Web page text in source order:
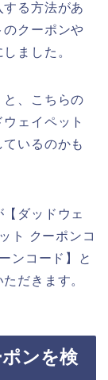
る方法があ
のクーポンや
ました。
、こちらの
ェイペット
いるのかも
ダッドウェ
ト クーポンコ
ンコード】と
だきます。
ンを検